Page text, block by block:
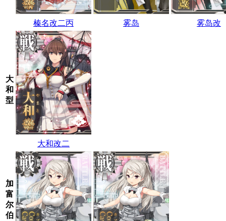
榛名改二丙 雾岛 雾岛改
大
和
型
大和改二
加
富
尔
伯